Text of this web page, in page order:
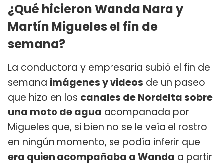
¿Qué hicieron Wanda Nara y
Martín Migueles el fin de
semana?
La conductora y empresaria subió el fin de
semana imágenes y videos de un paseo
que hizo en los canales de Nordelta sobre
una moto de agua acompañada por
Migueles que, si bien no se le veía el rostro
en ningún momento, se podía inferir que
era quien acompañaba a Wanda a partir